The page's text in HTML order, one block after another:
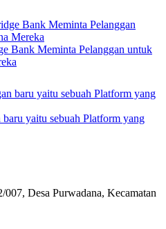
Bank Meminta Pelanggan untuk
yaitu sebuah Platform yang
Desa Purwadana, Kecamatan